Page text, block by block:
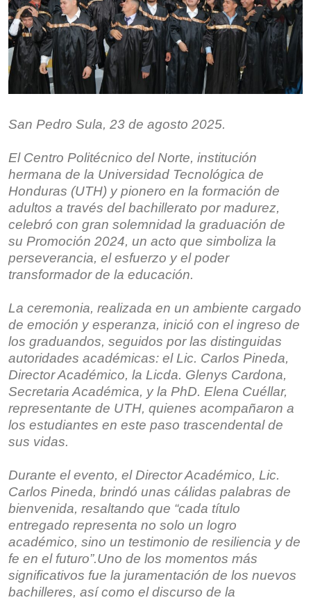
San Pedro Sula, 23 de agosto 2025.
El Centro Politécnico del Norte, institución
hermana de la Universidad Tecnológica de
Honduras (UTH) y pionero en la formación de
adultos a través del bachillerato por madurez,
celebró con gran solemnidad la graduación de
su Promoción 2024, un acto que simboliza la
perseverancia, el esfuerzo y el poder
transformador de la educación.
La ceremonia, realizada en un ambiente cargado
de emoción y esperanza, inició con el ingreso de
los graduandos, seguidos por las distinguidas
autoridades académicas: el Lic. Carlos Pineda,
Director Académico, la Licda. Glenys Cardona,
Secretaria Académica, y la PhD. Elena Cuéllar,
representante de UTH, quienes acompañaron a
los estudiantes en este paso trascendental de
sus vidas.
Durante el evento, el Director Académico, Lic.
Carlos Pineda, brindó unas cálidas palabras de
bienvenida, resaltando que “cada título
entregado representa no solo un logro
académico, sino un testimonio de resiliencia y de
fe en el futuro”.Uno de los momentos más
significativos fue la juramentación de los nuevos
bachilleres, así como el discurso de la